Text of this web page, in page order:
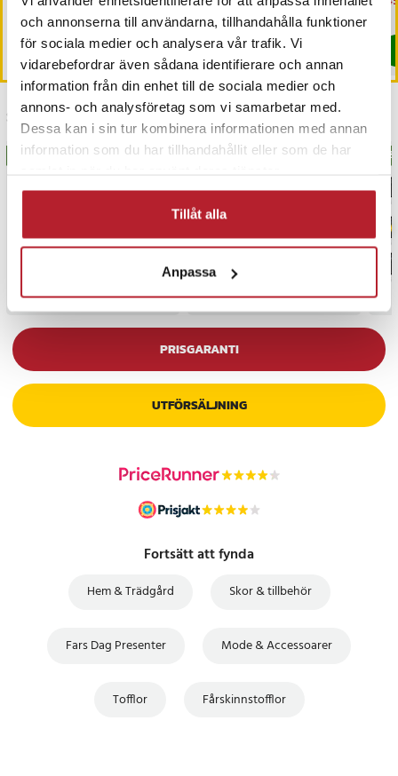
och annonserna till användarna, tillhandahålla funktioner
för sociala medier och analysera vår trafik. Vi
vidarebefordrar även sådana identifierare och annan
information från din enhet till de sociala medier och
annons- och analysföretag som vi samarbetar med.
Dessa kan i sin tur kombinera informationen med annan
information som du har tillhandahållit eller som de har
Tillåt alla
Anpassa
499 kr 639 kr
Sista exemplaret
Köp
169 krTidigare pris 319 kr
I lager, levereras inom 1-2 vardagar
Köp
Senast besökta
BÄSTSÄLJARE BÄSTSÄLJARE
PRISGARANTI
UTFÖRSÄLJNING
Fortsätt att fynda
Hem & Trädgård Skor & tillbehör
Fars Dag Presenter Mode & Accessoarer
Tofflor Fårskinnstofflor